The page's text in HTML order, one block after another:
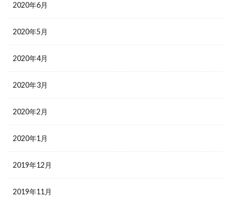
2020年6月
2020年5月
2020年4月
2020年3月
2020年2月
2020年1月
2019年12月
2019年11月